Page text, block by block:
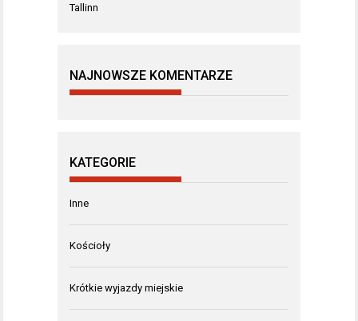
Tallinn
NAJNOWSZE KOMENTARZE
KATEGORIE
Inne
Kościoły
Krótkie wyjazdy miejskie